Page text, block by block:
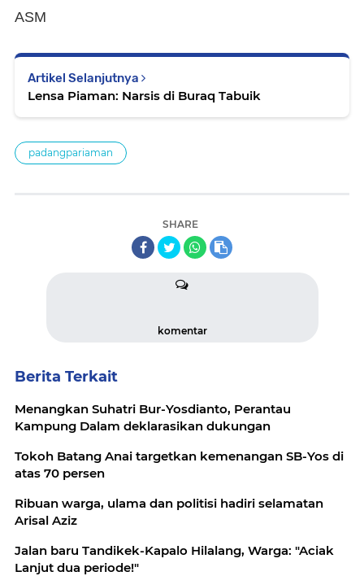
ASM
Artikel Selanjutnya
Lensa Piaman: Narsis di Buraq Tabuik
padangpariaman
SHARE
komentar
Berita Terkait
Menangkan Suhatri Bur-Yosdianto, Perantau
Kampung Dalam deklarasikan dukungan
Tokoh Batang Anai targetkan kemenangan SB-Yos di
atas 70 persen
Ribuan warga, ulama dan politisi hadiri selamatan
Arisal Aziz
Jalan baru Tandikek-Kapalo Hilalang, Warga: "Aciak
Lanjut dua periode!"